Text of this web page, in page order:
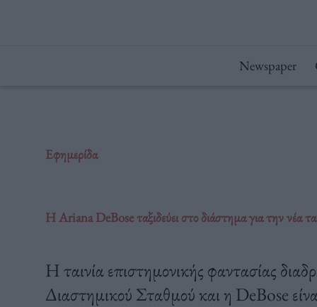
Newspaper
Εφημερίδα
H Ariana DeBose ταξιδεύει στο διάστημα για την νέα
Η ταινία επιστημονικής φαντασίας
Διαστημικού Σταθμού και η DeBose